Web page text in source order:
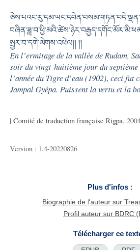
སྤྱར་བ་དགེ་ལེགས་འཕེལ།། །།
En l’ermitage de la vallée de Rudam,
soir du vingt-huitième jour du septième
l’année du Tigre d’eau (1902), ceci fut
Jampal Gyépa. Puissent la vertu et la
| Comité de traduction française Rigpa, 2004
Version : 1.4-20220826
Plus d'infos :
Biographie de l'auteur sur
Profil auteur sur BDRC
Télécharger ce